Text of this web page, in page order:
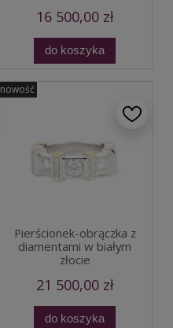
16 500,00 zł
do koszyka
Pierścionek-obrączka z
diamentami w białym
złocie
21 500,00 zł
do koszyka
nowość